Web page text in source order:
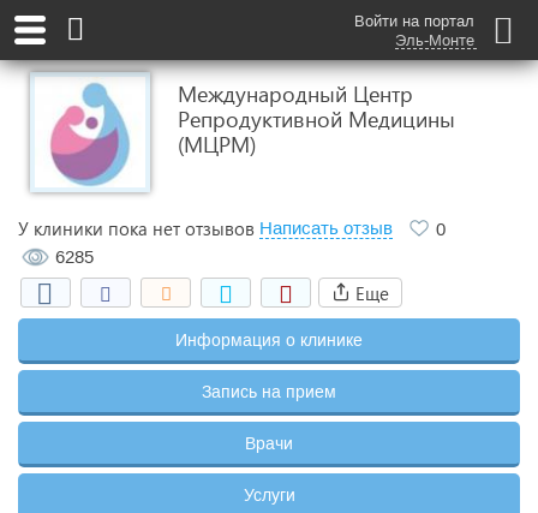
Войти на портал
Эль-Монте
Международный Центр
Репродуктивной Медицины
(МЦРМ)
У клиники пока нет отзывов Написать отзыв
0
6285
Еще
Информация о клинике
Запись на прием
Врачи
Услуги